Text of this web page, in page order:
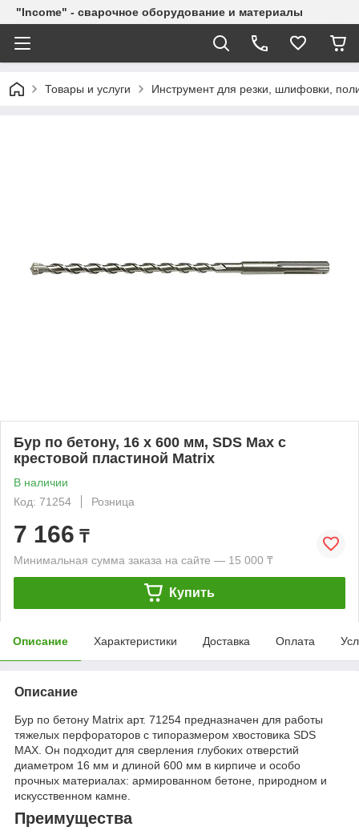
"Income" - сварочное оборудование и материалы
Товары и услуги Инструмент для резки, шлифовки,
Бур по бетону, 16 х 600 мм, SDS Max c
крестовой пластиной Matrix
В наличии
Код: 71254
Розница
7 166 ₸
Минимальная сумма заказа на сайте — 15 000 ₸
Купить
Описание Характеристики Доставка Оплата
Описание
Бур по бетону Matrix арт. 71254 предназначен для работы
тяжелых перфораторов с типоразмером хвостовика SDS
MAX. Он подходит для сверления глубоких отверстий
диаметром 16 мм и длиной 600 мм в кирпиче и особо
прочных материалах: армированном бетоне, природном и
искусственном камне.
Преимущества